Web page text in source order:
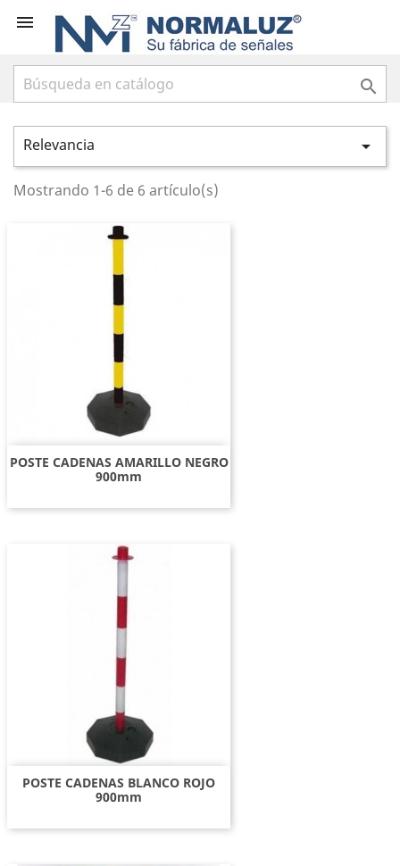


Relevancia 
Mostrando 1-6 de 6 artículo(s)
POSTE CADENAS AMARILLO NEGRO
900mm
POSTE CADENAS BLANCO ROJO
900mm